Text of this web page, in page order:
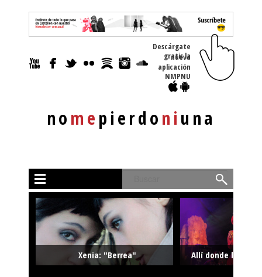
nomepierdoniuna
Descárgate
gratis la nueva
aplicación
NMPNU
Xenia: "Berrea" Allí donde la